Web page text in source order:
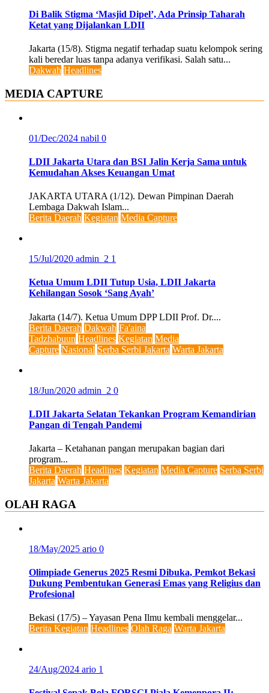
Di Balik Stigma ‘Masjid Dipel’, Ada Prinsip Taharah
Ketat yang Dijalankan LDII
Jakarta (15/8). Stigma negatif terhadap suatu kelompok sering
kali beredar luas tanpa adanya verifikasi. Salah satu...
Dakwah Headlines
MEDIA CAPTURE
01/Dec/2024 nabil 0
LDII Jakarta Utara dan BSI Jalin Kerja Sama untuk
Kemudahan Akses Keuangan Umat
JAKARTA UTARA (1/12). Dewan Pimpinan Daerah
Lembaga Dakwah Islam...
Berita Daerah Kegiatan Media Capture
15/Jul/2020 admin_2 1
Ketua Umum LDII Tutup Usia, LDII Jakarta
Kehilangan Sosok ‘Sang Ayah’
Jakarta (14/7). Ketua Umum DPP LDII Prof. Dr....
Berita Daerah Dakwah Fa'aina
Tadzhabuun Headlines Kegiatan Media
Capture Nasional Serba Serbi Jakarta Warta Jakarta
18/Jun/2020 admin_2 0
LDII Jakarta Selatan Tekankan Program Kemandirian
Pangan di Tengah Pandemi
Jakarta – Ketahanan pangan merupakan bagian dari
program...
Berita Daerah Headlines Kegiatan Media Capture Serba Serbi
Jakarta Warta Jakarta
OLAH RAGA
18/May/2025 ario 0
Olimpiade Generus 2025 Resmi Dibuka, Pemkot Bekasi
Dukung Pembentukan Generasi Emas yang Religius dan
Profesional
Bekasi (17/5) – Yayasan Pena Ilmu kembali menggelar...
Berita Kegiatan Headlines Olah Raga Warta Jakarta
24/Aug/2024 ario 1